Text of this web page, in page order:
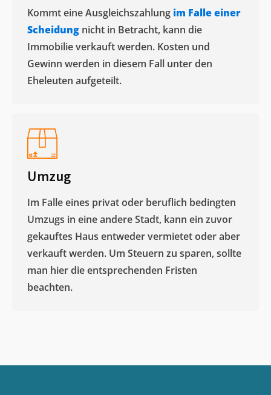
Kommt eine Ausgleichszahlung im Falle einer
Scheidung nicht in Betracht, kann die
Immobilie verkauft werden. Kosten und
Gewinn werden in diesem Fall unter den
Eheleuten aufgeteilt.​
Umzug
Im Falle eines privat oder beruflich bedingten
Umzugs in eine andere Stadt, kann ein zuvor
gekauftes Haus entweder vermietet oder aber
verkauft werden. Um Steuern zu sparen, sollte
man hier die entsprechenden Fristen
beachten.